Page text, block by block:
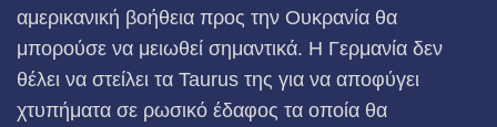
αμερικανική βοήθεια προς την Ουκρανία θα
μπορούσε να μειωθεί σημαντικά. Η Γερμανία δεν
θέλει να στείλει τα Taurus της για να αποφύγει
χτυπήματα σε ρωσικό έδαφος τα οποία θα